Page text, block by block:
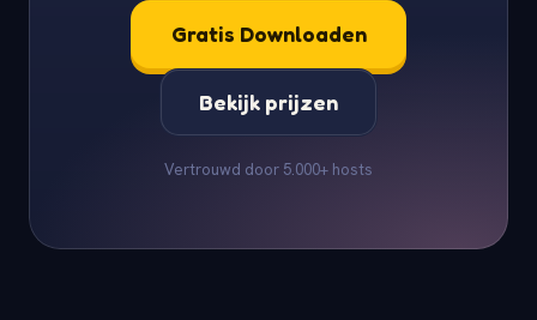
Gratis Downloaden
Bekijk prijzen
Vertrouwd door 5.000+ hosts